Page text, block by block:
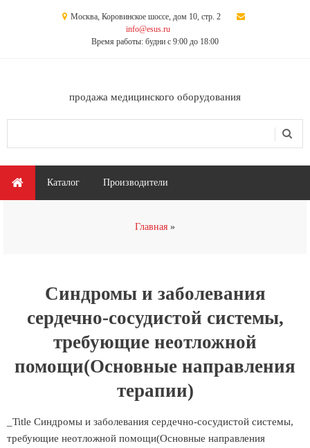
Москва, Коровинское шоссе, дом 10, стр. 2
info@esus.ru
Время работы: будни с 9:00 до 18:00
продажа медицинского оборудования
Главное меню
Каталог Производители
Главная
Синдромы и заболевания
сердечно-сосудистой системы,
требующие неотложной
помощи(Основные направления
терапии)
_Title Синдромы и заболевания сердечно-сосудистой системы,
требующие неотложной помощи(Основные направления